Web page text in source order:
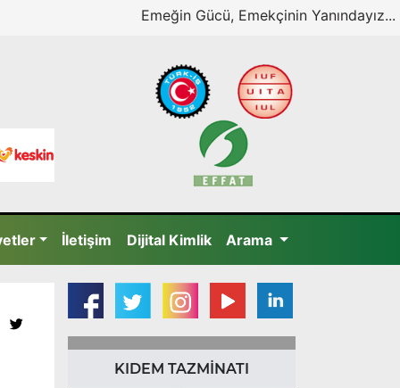
Emeğin Gücü, Emekçinin Yanındayız...
İletişim Dijital Kimlik Arama
KIDEM TAZMİNATI